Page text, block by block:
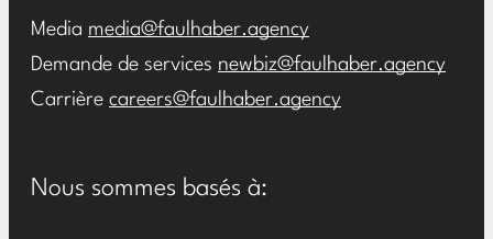
Media media@faulhaber.agency
Demande de services newbiz@faulhaber.agency
Carrière careers@faulhaber.agency
Nous sommes basés à: